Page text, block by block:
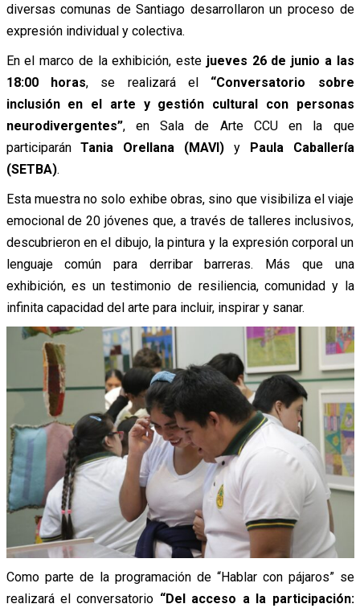
diversas comunas de Santiago desarrollaron un proceso de
expresión individual y colectiva.
En el marco de la exhibición, este jueves 26 de junio a las
18:00 horas, se realizará el “Conversatorio sobre
inclusión en el arte y gestión cultural con personas
neurodivergentes”, en Sala de Arte CCU en la que
participaránTania Orellana (MAVI) y Paula Caballería
(SETBA).
Esta muestra no solo exhibe obras, sino que visibiliza el viaje
emocional de 20 jóvenes que, a través de talleres inclusivos,
descubrieron en el dibujo, la pintura y la expresión corporal un
lenguaje común para derribar barreras. Más que una
exhibición, es un testimonio de resiliencia, comunidad y la
infinita capacidad del arte para incluir, inspirar y sanar.
Como parte de la programación de “Hablar con pájaros” se
realizará el conversatorio “Del acceso a la participación: